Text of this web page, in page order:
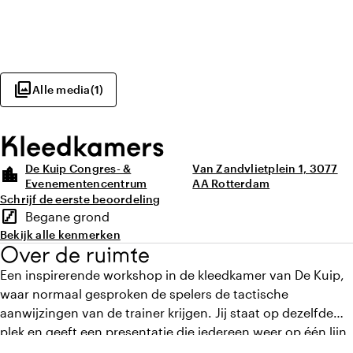
photo_libraryAlle media(1)
Kleedkamers
location_city
De Kuip Congres- &
Evenementencentrum
Van Zandvlietplein 1, 3077
AA Rotterdam
Schrijf de eerste beoordeling
Highlights
stairs
Verdieping
Begane grond
Bekijk alle kenmerken
Over de ruimte
Een inspirerende workshop in de kleedkamer van De Kuip,
waar normaal gesproken de spelers de tactische
aanwijzingen van de trainer krijgen. Jij staat op dezelfde
plek en geeft een presentatie die iedereen weer op één lijn